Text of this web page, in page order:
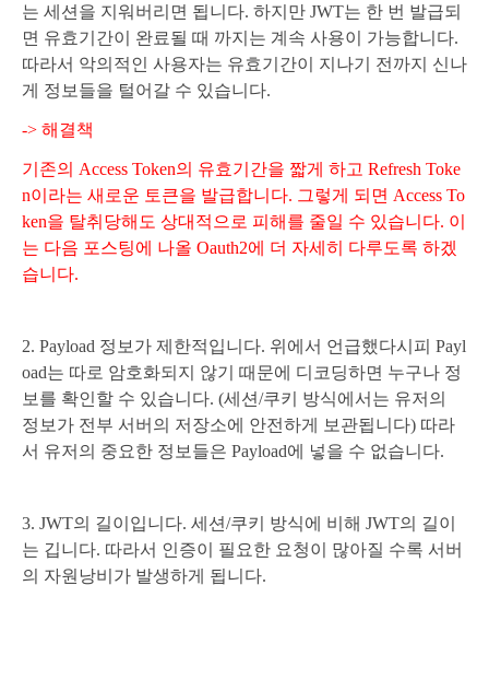
는 세션을 지워버리면 됩니다. 하지만 JWT는 한 번 발급되
면 유효기간이 완료될 때 까지는 계속 사용이 가능합니다.
따라서 악의적인 사용자는 유효기간이 지나기 전까지 신나
게 정보들을 털어갈 수 있습니다.
-> 해결책
기존의 Access Token의 유효기간을 짧게 하고 Refresh Toke
n이라는 새로운 토큰을 발급합니다. 그렇게 되면 Access To
ken을 탈취당해도 상대적으로 피해를 줄일 수 있습니다. 이
는 다음 포스팅에 나올 Oauth2에 더 자세히 다루도록 하겠
습니다.
2. Payload 정보가 제한적입니다. 위에서 언급했다시피 Payl
oad는 따로 암호화되지 않기 때문에 디코딩하면 누구나 정
보를 확인할 수 있습니다. (세션/쿠키 방식에서는 유저의
정보가 전부 서버의 저장소에 안전하게 보관됩니다) 따라
서 유저의 중요한 정보들은 Payload에 넣을 수 없습니다.
3. JWT의 길이입니다. 세션/쿠키 방식에 비해 JWT의 길이
는 깁니다. 따라서 인증이 필요한 요청이 많아질 수록 서버
의 자원낭비가 발생하게 됩니다.